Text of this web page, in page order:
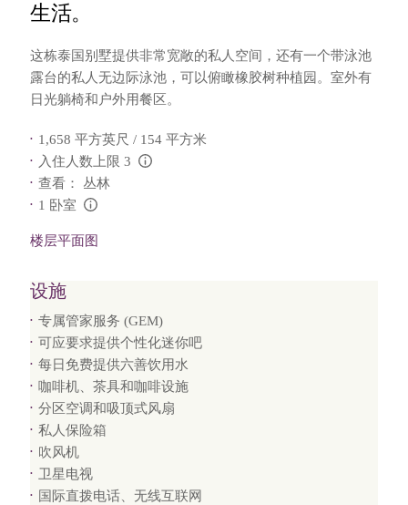
生活。
这栋泰国别墅提供非常宽敞的私人空间，还有一个带泳池
露台的私人无边际泳池，可以俯瞰橡胶树种植园。室外有
日光躺椅和户外用餐区。
1,658 平方英尺 / 154 平方米
入住人数上限 3
查看： 丛林
1 卧室
楼层平面图
设施
专属管家服务 (GEM)
可应要求提供个性化迷你吧
每日免费提供六善饮用水
咖啡机、茶具和咖啡设施
分区空调和吸顶式风扇
私人保险箱
吹风机
卫星电视
国际直拨电话、无线互联网